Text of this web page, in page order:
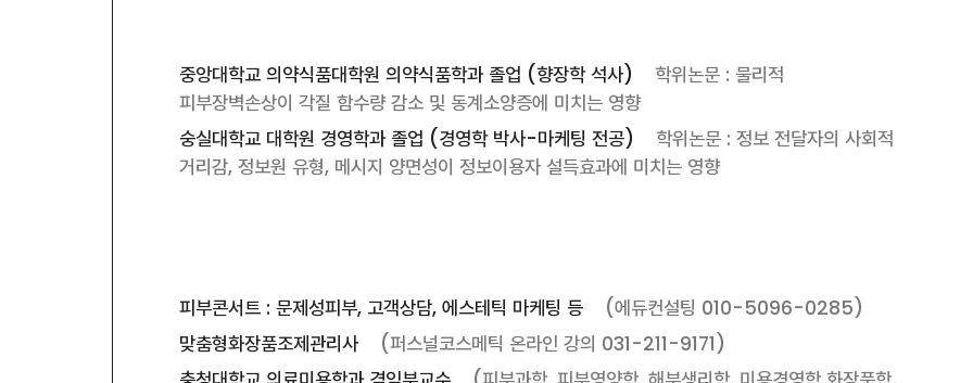
중앙대학교 의약식품대학원 의약식품학과 졸업 (향장학 석사)
학위논문 : 물리적
피부장벽손상이 각질 함수량 감소 및 동계소양증에 미치는 영향
숭실대학교 대학원 경영학과 졸업 (경영학 박사-마케팅 전공)
학위논문 : 정보 전달자의 사회적
거리감, 정보원 유형, 메시지 양면성이 정보이용자 설득효과에 미치는 영향
피부콘서트 : 문제성피부, 고객상담, 에스테틱 마케팅 등
(에듀컨설팅 010-5096-0285)
맞춤형화장품조제관리사
(퍼스널코스메틱 온라인 강의 031-211-9171)